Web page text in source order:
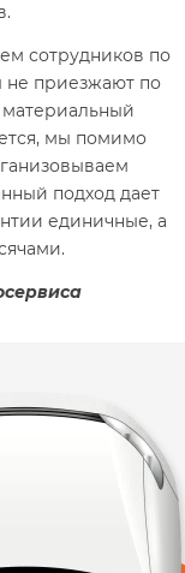
сотрудников по
не приезжают по
материальный
мы помимо
подход дает
единичные, а